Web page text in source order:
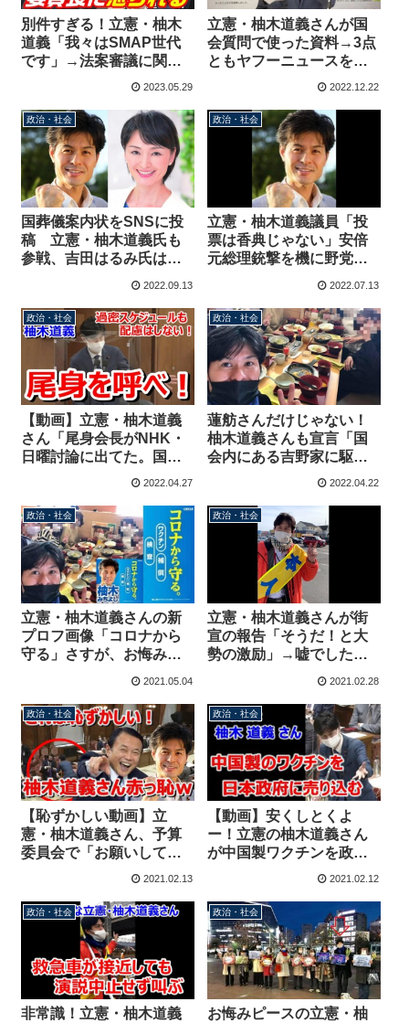
別件すぎる！立憲・柚木
道義「我々はSMAP世代
です」→法案審議に関係
ないジャニーズとLGBTの
怒られる
2023.05.29
立憲・柚木道義さんが国
会質問で使った資料→3点
ともヤフーニュースをプ
リントアウトしたものと
2022.12.22
政治・社会
国葬儀案内状をSNSに投
稿 立憲・柚木道義氏も
参戦、吉田はるみ氏は欠
言「刷り直すのが当然。
そのくらいの手間をかけ
るべき」
2022.09.13
政治・社会
立憲・柚木道義議員「投
票は香典じゃない」安倍
元総理銃撃を機に野党候
2022.07.13
政治・社会
【動画】立憲・柚木道義
さん「尾身会長がNHK・
日曜討論に出てた。国会
は日曜討論より下なの
出席を求め苦言
2022.04.27
政治・社会
蓮舫さんだけじゃない！
柚木道義さんも宣言「国
会内にある吉野家に駆け
込む事もあったが今回の
い」
2022.04.22
政治・社会
立憲・柚木道義さんの新
プロフ画像「コロナから
守る」さすが、お悔み投
サインを投稿しただけの
ことはある
2021.05.04
政治・社会
立憲・柚木道義さんが街
宣の報告「そうだ！と大
勢の激励」→嘘でした！
2021.02.28
政治・社会
【恥ずかしい動画】立
憲・柚木道義さん、予算
委員会で「お願いしてい
ない」麻生大臣の退席を
主催してんだよ」財務大
臣が必ず出席するルール
を知らない模様
2021.02.13
政治・社会
【動画】安くしとくよ
ー！立憲の柚木道義さん
が中国製ワクチンを政府
に売り込む事案発生
2021.02.12
政治・社会
非常識！立憲・柚木道義
政治・社会
お悔みピースの立憲・柚